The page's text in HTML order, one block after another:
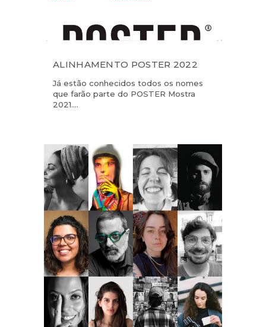
ALINHAMENTO POSTER 2022
Já estão conhecidos todos os nomes
que farão parte do POSTER Mostra
2021....